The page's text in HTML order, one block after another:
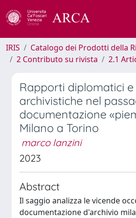
IRIS
Catalogo dei Prodotti della
2 Contributo su rivista
2.1
Rapporti diplomatici
archivistiche nel
documentazione
Milano a Torino
marco lanzini
2023
Abstract
Il saggio analizza le vicende
documentazione d'archivio